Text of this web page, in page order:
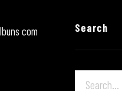
com
Search